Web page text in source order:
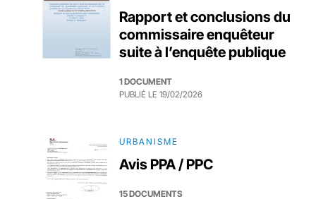
Rapport et conclusions du
commissaire enquêteur
suite à l’enquête publique
1 DOCUMENT
PUBLIÉ LE 19/02/2026
URBANISME
Avis PPA / PPC
15 DOCUMENTS